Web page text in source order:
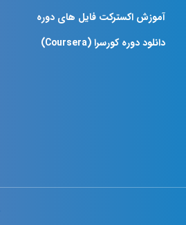
آموزش اکسترکت فایل های دوره
دانلود دوره کورسرا (Coursera)